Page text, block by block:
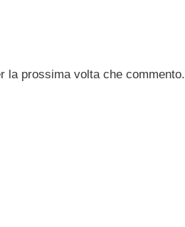
la prossima volta che commento.